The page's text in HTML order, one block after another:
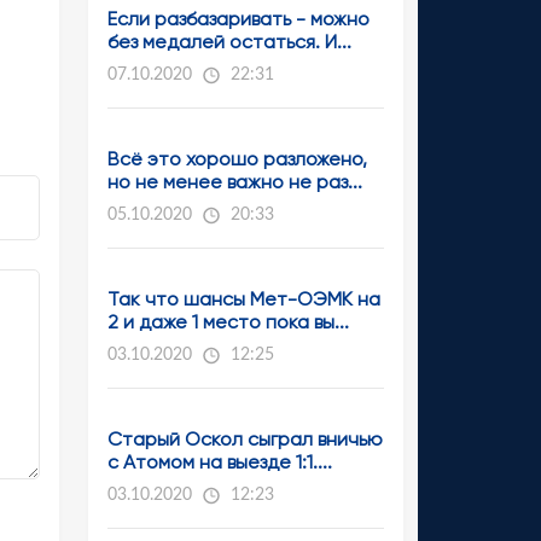
Если разбазаривать - можно
без медалей остаться. И...
07.10.2020 22:31
Всё это хорошо разложено,
но не менее важно не раз...
05.10.2020 20:33
Так что шансы Мет-ОЭМК на
2 и даже 1 место пока вы...
03.10.2020 12:25
Старый Оскол сыграл вничью
с Атомом на выезде 1:1....
03.10.2020 12:23